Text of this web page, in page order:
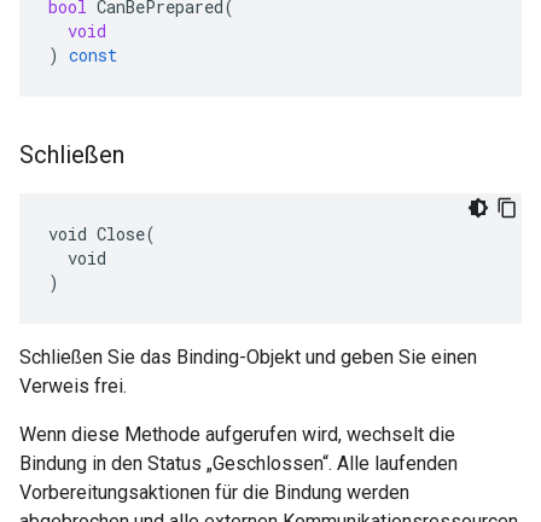
bool CanBePrepared(
void
) const
Schließen
void Close(
  void
)
Schließen Sie das Binding-Objekt und geben Sie einen
Verweis frei.
Wenn diese Methode aufgerufen wird, wechselt die
Bindung in den Status „Geschlossen“. Alle laufenden
Vorbereitungsaktionen für die Bindung werden